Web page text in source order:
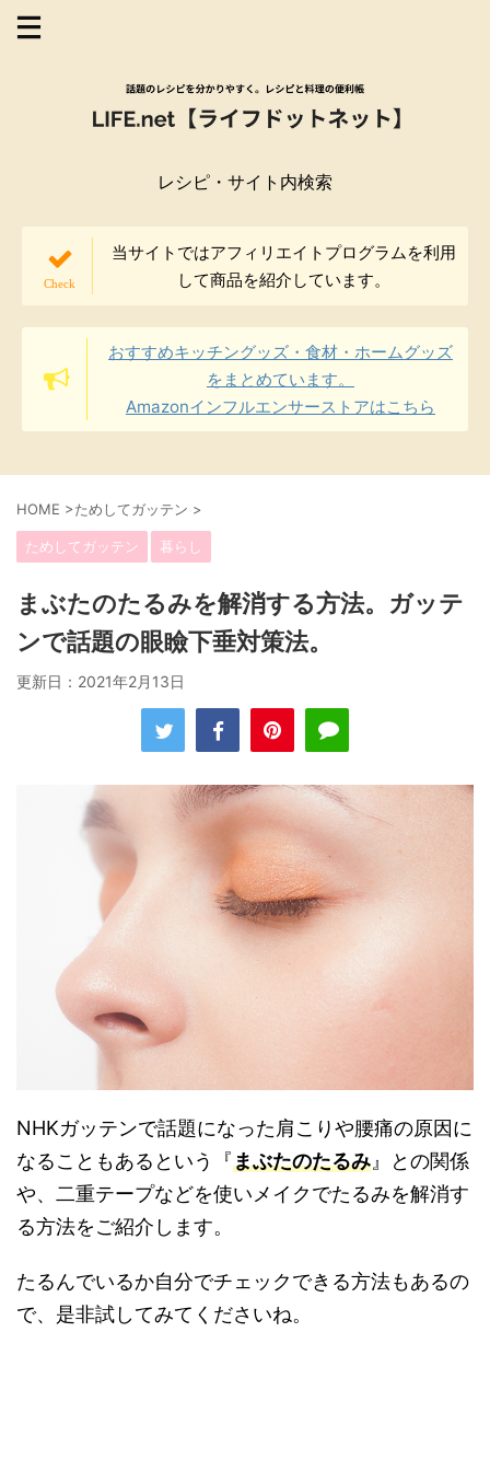
レシピ・サイト内検索
当サイトではアフィリエイトプログラムを利用
して商品を紹介しています。
おすすめキッチングッズ・食材・ホームグッズ
をまとめています。
Amazonインフルエンサーストアはこちら
HOME >ためしてガッテン >
ためしてガッテン 暮らし
まぶたのたるみを解消する方法。ガッテ
ンで話題の眼瞼下垂対策法。
更新日： 2021年2月13日
NHKガッテンで話題になった肩こりや腰痛の原因に
なることもあるという『まぶたのたるみ 』との関係
や、二重テープなどを使いメイクでたるみを解消す
る方法をご紹介します。
たるんでいるか自分でチェックできる方法もあるの
で、是非試してみてくださいね。